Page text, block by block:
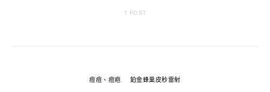
1 POST
痘痘、痘疤 鉑金蜂巢皮秒雷射